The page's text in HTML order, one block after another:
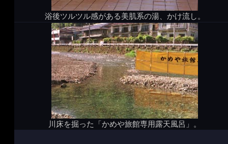
浴後ツルツル感がある美肌系の湯、かけ流し。
川床を掘った「かめや旅館専用露天風呂」。